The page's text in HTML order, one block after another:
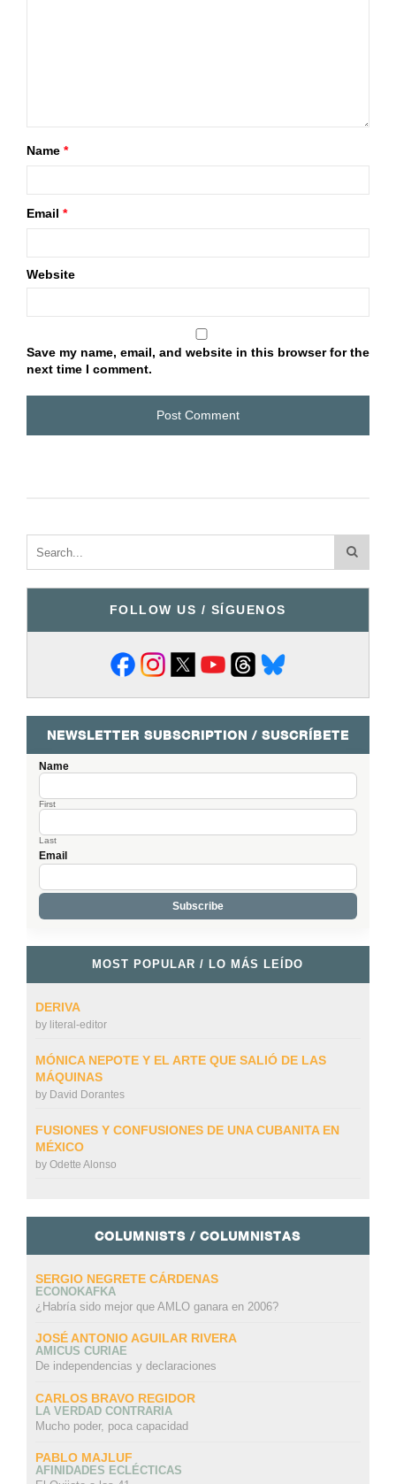
Name *
Email *
Website
Save my name, email, and website in this browser for the
next time I comment.
FOLLOW US / SÍGUENOS
NEWSLETTER SUBSCRIPTION / SUSCRÍBETE
Name
First
Last
Email
MOST POPULAR / LO MÁS LEÍDO
DERIVA
by literal-editor
MÓNICA NEPOTE Y EL ARTE QUE SALIÓ DE LAS
MÁQUINAS
by David Dorantes
FUSIONES Y CONFUSIONES DE UNA CUBANITA EN
MÉXICO
by Odette Alonso
COLUMNISTS / COLUMNISTAS
SERGIO NEGRETE CÁRDENAS
ECONOKAFKA
¿Habría sido mejor que AMLO ganara en 2006?
JOSÉ ANTONIO AGUILAR RIVERA
AMICUS CURIAE
De independencias y declaraciones
CARLOS BRAVO REGIDOR
LA VERDAD CONTRARIA
Mucho poder, poca capacidad
PABLO MAJLUF
AFINIDADES ECLÉCTICAS